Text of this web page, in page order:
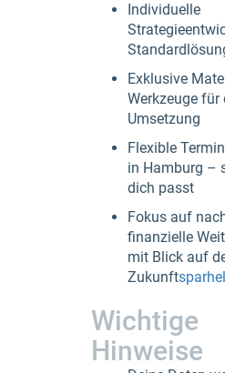
Individuelle
Exklusive
Werkzeuge für
Umsetzung
Flexible
in Hamburg –
dich passt
Fokus auf
finanzielle
mit Blick auf
Zukunft
Wichtige
Hinweise